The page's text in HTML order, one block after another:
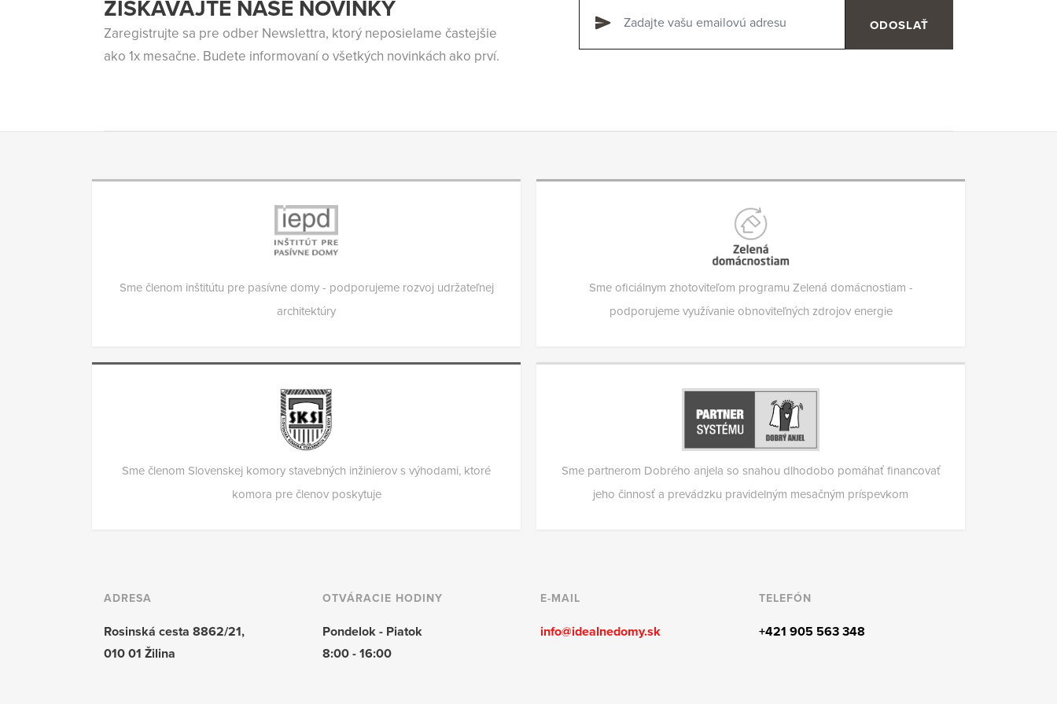
ZÍSKAVAJTE NAŠE NOVINKY
Zaregistrujte sa pre odber Newslettra, ktorý neposielame častejšie
ako 1x mesačne. Budete informovaní o všetkých novinkách ako prví.
ODOSLAŤ
Sme členom inštitútu pre pasívne domy - podporujeme rozvoj udržateľnej
architektúry
Sme oficiálnym zhotoviteľom programu Zelená domácnostiam -
podporujeme využívanie obnoviteľných zdrojov energie
Sme členom Slovenskej komory stavebných inžinierov s výhodami, ktoré
komora pre členov poskytuje
Sme partnerom Dobrého anjela so snahou dlhodobo pomáhať financovať
jeho činnosť a prevádzku pravidelným mesačným príspevkom
ADRESA
Rosinská cesta 8862/21,
010 01 Žilina
OTVÁRACIE HODINY
Pondelok - Piatok
8:00 - 16:00
E-MAIL
info@idealnedomy.sk
TELEFÓN
+421 905 563 348